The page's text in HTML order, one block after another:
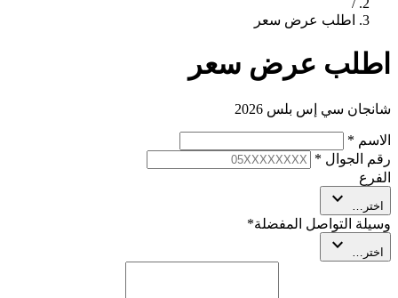
اطلب عرض سعر
عرض سعر
سي إس بلس 2026
*
الجوال*
expand_more
التواصل المفضلة*
expand_more